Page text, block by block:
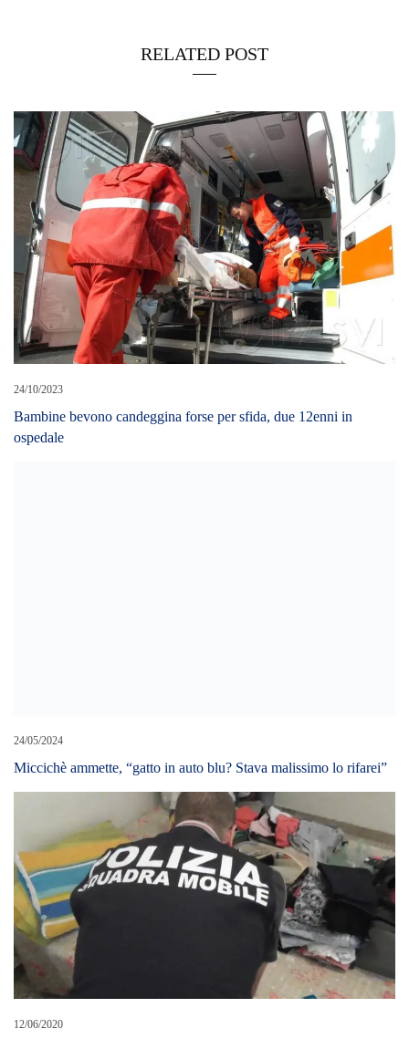
RELATED POST
24/10/2023
Bambine bevono candeggina forse per sfida, due 12enni in
ospedale
24/05/2024
Miccichè ammette, “gatto in auto blu? Stava malissimo lo rifarei”
12/06/2020